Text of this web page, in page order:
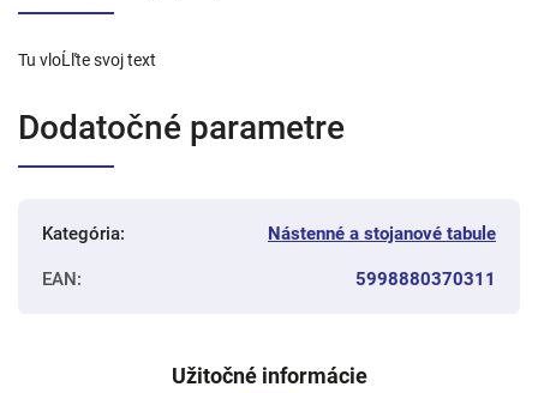
Tu vloĹľte svoj text
Dodatočné parametre
Kategória: Nástenné a stojanové tabule
EAN: 5998880370311
Užitočné informácie